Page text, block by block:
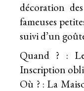
décoration
fameuses
suivi d’un
Quand ? :
Inscription
Où ? : La